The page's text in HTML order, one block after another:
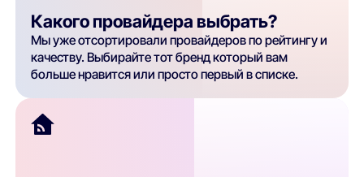
Какого провайдера выбрать?
Мы уже отсортировали провайдеров по рейтингу и
качеству. Выбирайте тот бренд который вам
больше нравится или просто первый в списке.